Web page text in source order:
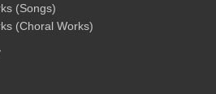
(Songs)
(Choral Works)